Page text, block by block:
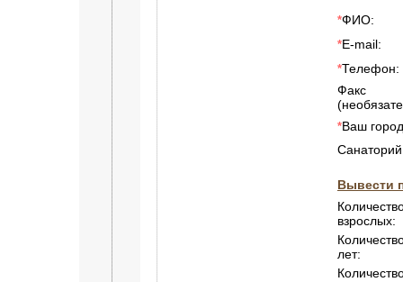
*ФИО:
*E-mail:
*Телефон:
Факс
*Ваш
Вывести
взрослых:
лет: